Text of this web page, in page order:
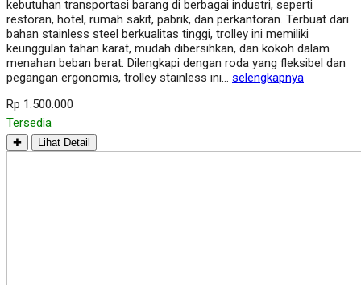
kebutuhan transportasi barang di berbagai industri, seperti
restoran, hotel, rumah sakit, pabrik, dan perkantoran. Terbuat dari
bahan stainless steel berkualitas tinggi, trolley ini memiliki
keunggulan tahan karat, mudah dibersihkan, dan kokoh dalam
menahan beban berat. Dilengkapi dengan roda yang fleksibel dan
pegangan ergonomis, trolley stainless ini… selengkapnya
Rp 1.500.000
Tersedia
✚ Lihat Detail